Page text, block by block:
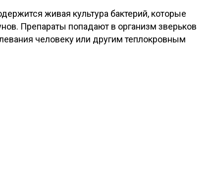
живая культура бактерий, которые
Препараты попадают в организм зверьков
человеку или другим теплокровным